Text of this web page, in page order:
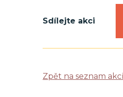
Sdílejte akci
Zpět na seznam